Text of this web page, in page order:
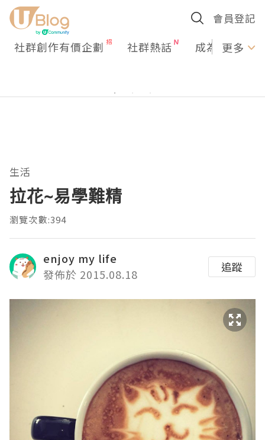
會員登記
社群創作有價企劃 社群熱話 成為U更多
生活
拉花~易學難精
瀏覽次數:394
enjoy my life
發佈於 2015.08.18
追蹤